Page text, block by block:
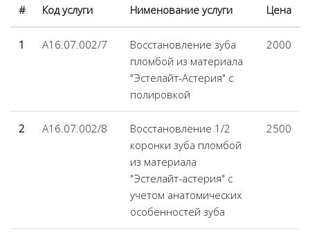
# Код услуги Нименование услуги Цена
1 А16.07.002/7
Восстановление зуба
пломбой из материала
"Эстелайт-Астерия" с
полировкой
2000
2 А16.07.002/8
Восстановление 1/2
коронки зуба пломбой
из материала
"Эстелайт-астерия" с
учетом анатомических
особенностей зуба
2500